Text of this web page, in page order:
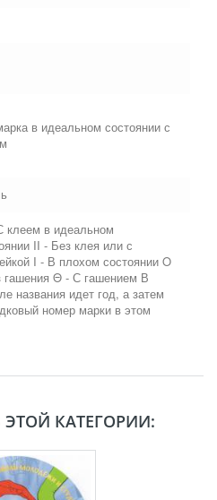
в идеальном состоянии с
клеем в идеальном
II - Без клея или с
I - В плохом состоянии O
гашения Θ - С гашением В
названия идет год, а затем
номер марки в этом
ЭТОЙ КАТЕГОРИИ: